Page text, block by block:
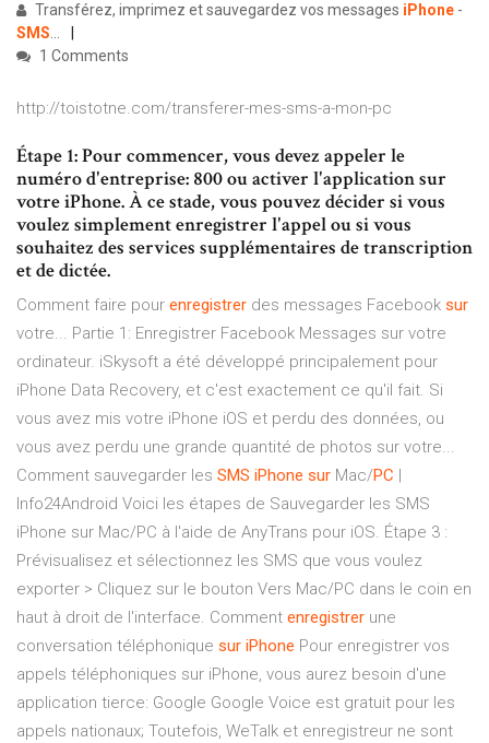
Transférez, imprimez et sauvegardez vos messages iPhone -
SMS...
1 Comments
http://toistotne.com/transferer-mes-sms-a-mon-pc
Étape 1: Pour commencer, vous devez appeler le
numéro d'entreprise: 800 ou activer l'application sur
votre iPhone. À ce stade, vous pouvez décider si vous
voulez simplement enregistrer l'appel ou si vous
souhaitez des services supplémentaires de transcription
et de dictée.
Comment faire pour enregistrer des messages Facebook sur
votre... Partie 1: Enregistrer Facebook Messages sur votre
ordinateur. iSkysoft a été développé principalement pour
iPhone Data Recovery, et c'est exactement ce qu'il fait. Si
vous avez mis votre iPhone iOS et perdu des données, ou
vous avez perdu une grande quantité de photos sur votre...
Comment sauvegarder les SMS iPhone sur Mac/PC
Info24Android Voici les étapes de Sauvegarder les SMS
iPhone sur Mac/PC à l'aide de AnyTrans pour iOS. Étape 3 :
Prévisualisez et sélectionnez les SMS que vous voulez
exporter > Cliquez sur le bouton Vers Mac/PC dans le coin en
haut à droit de l'interface. Comment enregistrer une
conversation téléphonique sur iPhone Pour enregistrer vos
appels téléphoniques sur iPhone, vous aurez besoin d'une
application tierce: Google Google Voice est gratuit pour les
appels nationaux; Toutefois, WeTalk et enregistreur ne sont